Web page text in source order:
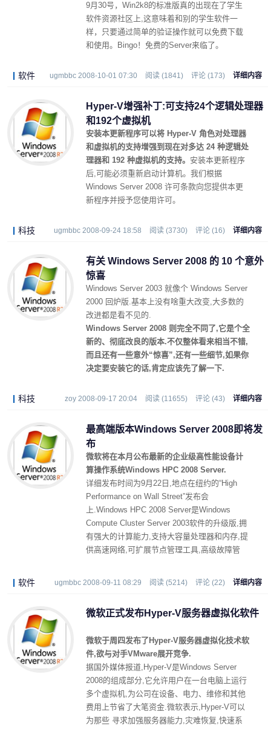
9月30号，Win2k8的标准版真的出现在了学生
软件资源社区上,这意味着和别的学生软件一
样，只要通过简单的验证操作就可以免费下载
和使用。Bingo！免费的Server来临了。
软件 ugmbbc 2008-10-01 07:30 阅读 (1841) 评论 (173) 详细内容
Hyper-V增强补丁:可支持24个逻辑处理器
和192个虚拟机
安装本更新程序可以将 Hyper-V 角色对处理器
和虚拟机的支持增强到现在对多达 24 种逻辑处
理器和 192 种虚拟机的支持。 安装本更新程序
后,可能必须重新启动计算机。我们根据
Windows Server 2008 许可条款向您提供本更
新程序并授予您使用许可。
科技 ugmbbc 2008-09-24 18:58 阅读 (3730) 评论 (16) 详细内容
有关 Windows Server 2008 的 10 个意外
惊喜
Windows Server 2003 就像个 Windows Server
2000 回炉版.基本上没有啥重大改变,大多数的
改进都是看不见的.
Windows Server 2008 则完全不同了,它是个全
新的、彻底改良的版本.不仅整体看来相当不错,
而且还有一些意外“惊喜”,还有一些细节,如果你
决定要安装它的话,肯定应该先了解一下.
科技 zoy 2008-09-17 20:04 阅读 (11655) 评论 (43) 详细内容
最高端版本Windows Server 2008即将发
布
微软将在本月公布最新的企业级高性能设备计
算操作系统Windows HPC 2008 Server.
详细发布时间为9月22日,地点在纽约的“High
Performance on Wall Street”发布会
上.Windows HPC 2008 Server是Windows
Compute Cluster Server 2003软件的升级版,拥
有强大的计算能力,支持大容量处理器和内存,提
供高速网络,可扩展节点管理工具,高级故障管
软件 ugmbbc 2008-09-11 08:29 阅读 (5214) 评论 (22) 详细内容
微软正式发布Hyper-V服务器虚拟化软件
微软于周四发布了Hyper-V服务器虚拟化技术软
件,欲与对手VMware展开竞争.
据国外媒体报道,Hyper-V是Windows Server
2008的组成部分,它允许用户在一台电脑上运行
多个虚拟机,为公司在设备、电力、维修和其他
费用上节省了大笔资金.微软表示,Hyper-V可以
为那些 寻求加强服务器能力,灾难恢复,快速系